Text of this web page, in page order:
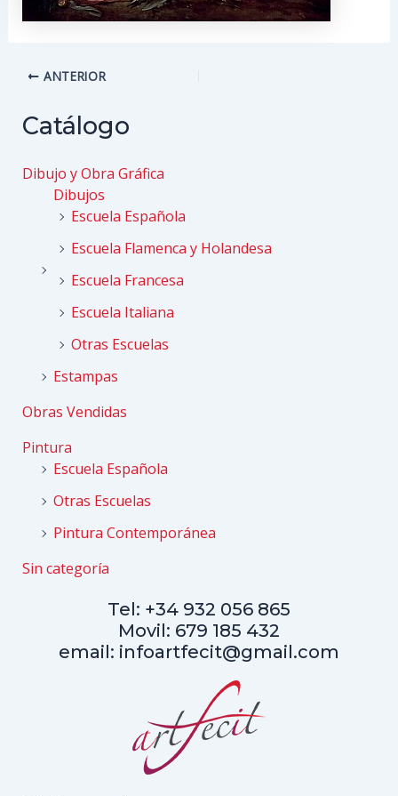
Navegación
entradas
ANTERIOR
Catálogo
Dibujo y Obra Gráfica
Dibujos
Escuela Española
Escuela Flamenca y Holandesa
Escuela Francesa
Escuela Italiana
Otras Escuelas
Estampas
Obras Vendidas
Pintura
Escuela Española
Otras Escuelas
Pintura Contemporánea
Sin categoría
Tel: +34 932 056 865
Movil: 679 185 432
email: infoartfecit@gmail.com